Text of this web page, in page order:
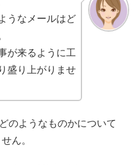
うなメールはど
が来るように工
盛り上がりませ
のようなものかについて
ん。